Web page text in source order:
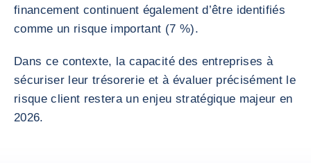
financement continuent également d’être identifiés
comme un risque important (7 %).
Dans ce contexte, la capacité des entreprises à
sécuriser leur trésorerie et à évaluer précisément le
risque client restera un enjeu stratégique majeur en
2026.